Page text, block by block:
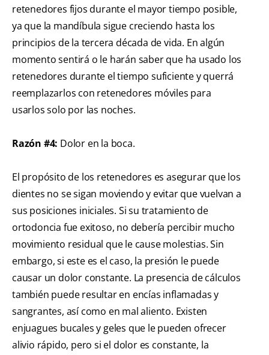
retenedores fijos durante el mayor tiempo posible,
ya que la mandíbula sigue creciendo hasta los
principios de la tercera década de vida. En algún
momento sentirá o le harán saber que ha usado los
retenedores durante el tiempo suficiente y querrá
reemplazarlos con retenedores móviles para
usarlos solo por las noches.
Razón #4: Dolor en la boca.
El propósito de los retenedores es asegurar que los
dientes no se sigan moviendo y evitar que vuelvan a
sus posiciones iniciales. Si su tratamiento de
ortodoncia fue exitoso, no debería percibir mucho
movimiento residual que le cause molestias. Sin
embargo, si este es el caso, la presión le puede
causar un dolor constante. La presencia de cálculos
también puede resultar en encías inflamadas y
sangrantes, así como en mal aliento. Existen
enjuagues bucales y geles que le pueden ofrecer
alivio rápido, pero si el dolor es constante, la